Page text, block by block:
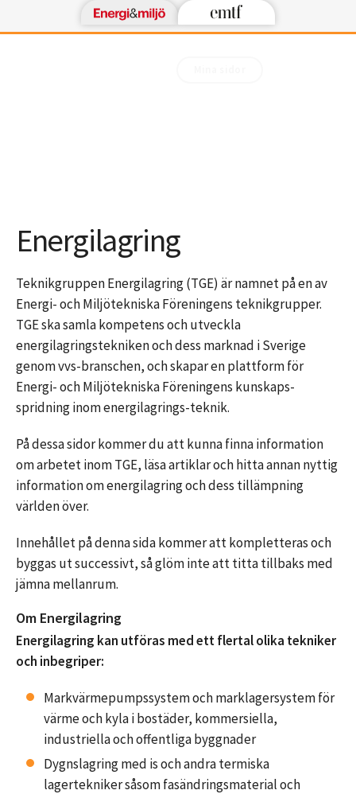
Energilagring
Teknikgruppen Energilagring (TGE) är namnet på en av
Energi- och Miljötekniska Föreningens teknikgrupper.
TGE ska samla kompetens och utveckla
energilagringstekniken och dess marknad i Sverige
genom vvs-branschen, och skapar en plattform för
Energi- och Miljötekniska Föreningens kunskaps-
spridning inom energilagrings-teknik.
På dessa sidor kommer du att kunna finna information
om arbetet inom TGE, läsa artiklar och hitta annan nyttig
information om energilagring och dess tillämpning
världen över.
Innehållet på denna sida kommer att kompletteras och
byggas ut successivt, så glöm inte att titta tillbaks med
jämna mellanrum.
Om Energilagring
Energilagring kan utföras med ett flertal olika tekniker
och inbegriper:
Markvärmepumpssystem och marklagersystem för
värme och kyla i bostäder, kommersiella,
industriella och offentliga byggnader
Dygnslagring med is och andra termiska
lagertekniker såsom fasändringsmaterial och